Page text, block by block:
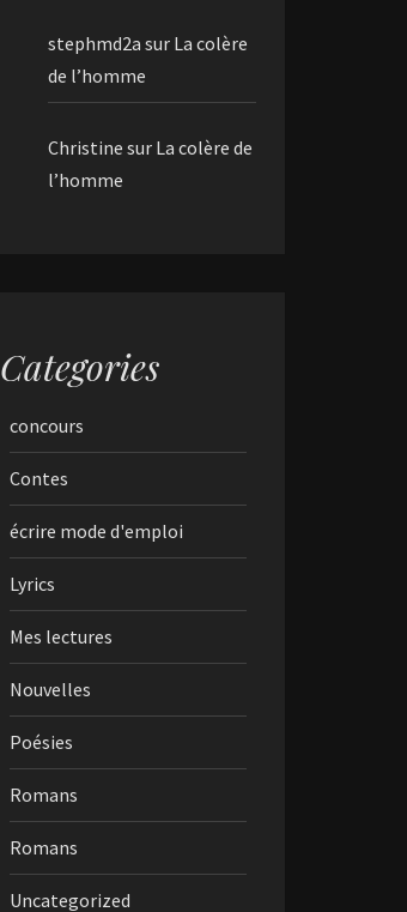
stephmd2a sur La colère
de l’homme
Christine sur La colère de
l’homme
Categories
concours
Contes
écrire mode d'emploi
Lyrics
Mes lectures
Nouvelles
Poésies
Romans
Romans
Uncategorized